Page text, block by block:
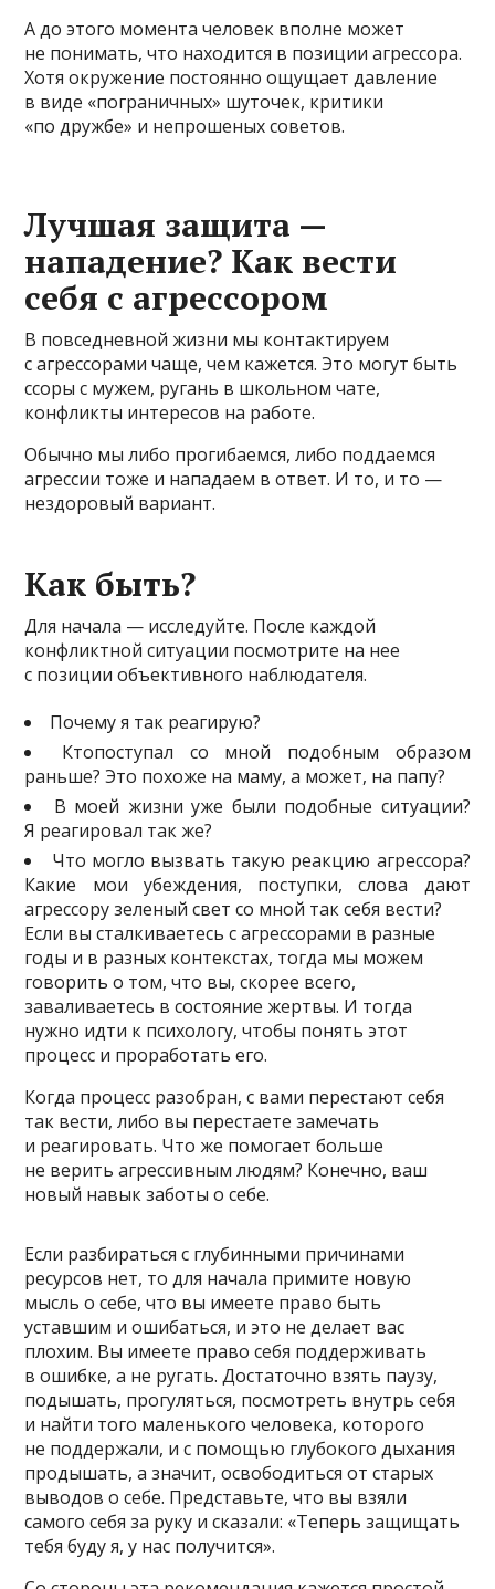
А до этого момента человек вполне может
не понимать, что находится в позиции агрессора.
Хотя окружение постоянно ощущает давление
в виде «пограничных» шуточек, критики
«по дружбе» и непрошеных советов.
​Лучшая защита —
нападение? Как вести
себя с агрессором
В повседневной жизни мы контактируем
с агрессорами чаще, чем кажется. Это могут быть
ссоры с мужем, ругань в школьном чате,
конфликты интересов на работе.
Обычно мы либо прогибаемся, либо поддаемся
агрессии тоже и нападаем в ответ. И то, и то —
нездоровый вариант.
​Как быть?
Для начала — исследуйте. После каждой
конфликтной ситуации посмотрите на нее
с позиции объективного наблюдателя.
Почему я так реагирую?
Ктопоступал со мной подобным образом
раньше? Это похоже на маму, а может, на папу?
В моей жизни уже были подобные ситуации?
Я реагировал так же?
Что могло вызвать такую реакцию агрессора?
Какие мои убеждения, поступки, слова дают
агрессору зеленый свет со мной так себя вести?
Если вы сталкиваетесь с агрессорами в разные
годы и в разных контекстах, тогда мы можем
говорить о том, что вы, скорее всего,
заваливаетесь в состояние жертвы. И тогда
нужно идти к психологу, чтобы понять этот
процесс и проработать его.
Когда процесс разобран, с вами перестают себя
так вести, либо вы перестаете замечать
и реагировать. Что же помогает больше
не верить агрессивным людям? Конечно, ваш
новый навык заботы о себе.
Если разбираться с глубинными причинами
ресурсов нет, то для начала примите новую
мысль о себе, что вы имеете право быть
уставшим и ошибаться, и это не делает вас
плохим. Вы имеете право себя поддерживать
в ошибке, а не ругать. Достаточно взять паузу,
подышать, прогуляться, посмотреть внутрь себя
и найти того маленького человека, которого
не поддержали, и с помощью глубокого дыхания
продышать, а значит, освободиться от старых
выводов о себе. Представьте, что вы взяли
самого себя за руку и сказали: «Теперь защищать
тебя буду я, у нас получится».